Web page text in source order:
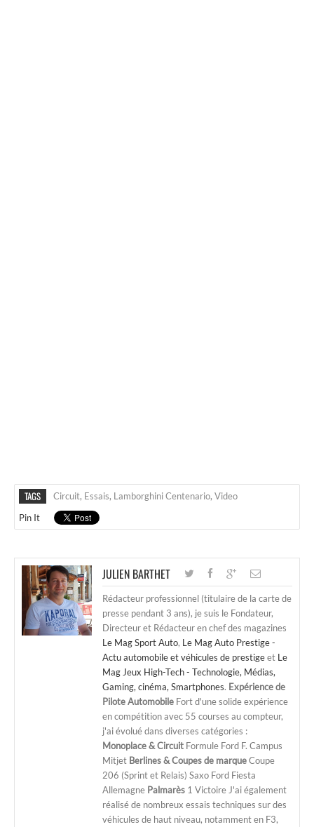
TAGS Circuit, Essais, Lamborghini Centenario, Video
Pin It
JULIEN BARTHET
Rédacteur professionnel (titulaire de la carte de
presse pendant 3 ans), je suis le Fondateur,
Directeur et Rédacteur en chef des magazines
Le Mag Sport Auto, Le Mag Auto Prestige -
Actu automobile et véhicules de prestigeet Le
Mag Jeux High-Tech - Technologie, Médias,
Gaming, cinéma, Smartphones. Expérience de
Pilote Automobile Fort d'une solide expérience
en compétition avec 55 courses au compteur,
j'ai évolué dans diverses catégories :
Monoplace & Circuit Formule Ford F. Campus
Mitjet Berlines & Coupes de marqueCoupe
206 (Sprint et Relais) Saxo Ford Fiesta
Allemagne Palmarès 1 Victoire J'ai également
réalisé de nombreux essais techniques sur des
véhicules de haut niveau, notamment en F3,